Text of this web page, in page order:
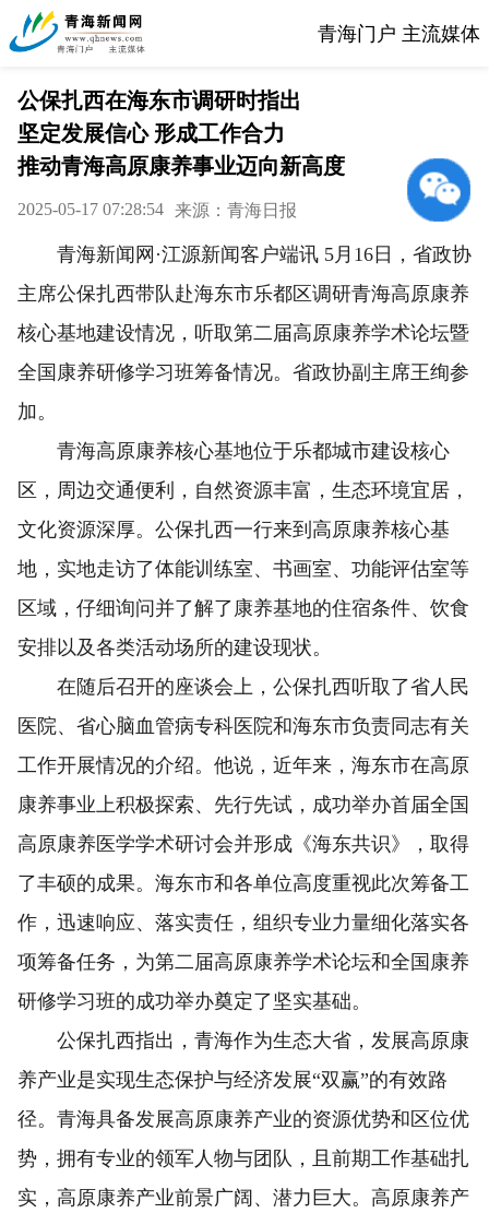
青海门户 主流媒体
公保扎西在海东市调研时指出
坚定发展信心 形成工作合力
推动青海高原康养事业迈向新高度
2025-05-17 07:28:54 来源：青海日报
青海新闻网·江源新闻客户端讯 5月16日，省政协
主席公保扎西带队赴海东市乐都区调研青海高原康养
核心基地建设情况，听取第二届高原康养学术论坛暨
全国康养研修学习班筹备情况。省政协副主席王绚参
加。
青海高原康养核心基地位于乐都城市建设核心
区，周边交通便利，自然资源丰富，生态环境宜居，
文化资源深厚。公保扎西一行来到高原康养核心基
地，实地走访了体能训练室、书画室、功能评估室等
区域，仔细询问并了解了康养基地的住宿条件、饮食
安排以及各类活动场所的建设现状。
在随后召开的座谈会上，公保扎西听取了省人民
医院、省心脑血管病专科医院和海东市负责同志有关
工作开展情况的介绍。他说，近年来，海东市在高原
康养事业上积极探索、先行先试，成功举办首届全国
高原康养医学学术研讨会并形成《海东共识》，取得
了丰硕的成果。海东市和各单位高度重视此次筹备工
作，迅速响应、落实责任，组织专业力量细化落实各
项筹备任务，为第二届高原康养学术论坛和全国康养
研修学习班的成功举办奠定了坚实基础。
公保扎西指出，青海作为生态大省，发展高原康
养产业是实现生态保护与经济发展“双赢”的有效路
径。青海具备发展高原康养产业的资源优势和区位优
势，拥有专业的领军人物与团队，且前期工作基础扎
实，高原康养产业前景广阔、潜力巨大。高原康养产